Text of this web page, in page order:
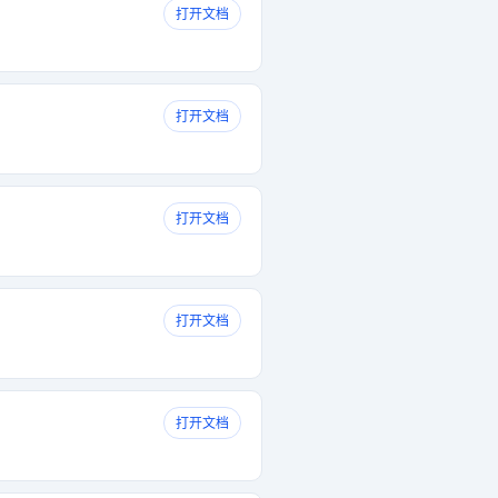
打开文档
打开文档
打开文档
打开文档
打开文档